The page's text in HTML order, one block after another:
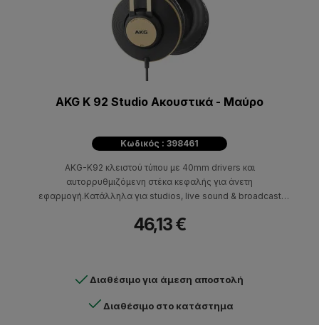
AKG K 92 Studio Ακουστικά - Μαύρo
Κωδικός : 398461
AKG-K92 κλειστού τύπου με 40mm drivers και
αυτορρυθμιζόμενη στέκα κεφαλής για άνετη
εφαρμογή.Κατάλληλα για studios, live sound & broadcast
46,13 €
Διαθέσιμο για άμεση αποστολή
Διαθέσιμο στο κατάστημα